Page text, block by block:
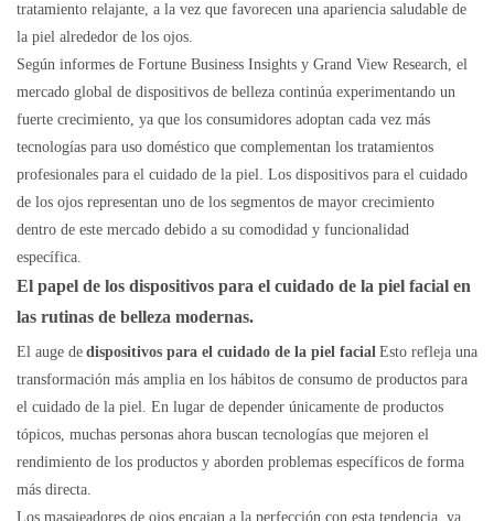
tratamiento relajante, a la vez que favorecen una apariencia saludable de
la piel alrededor de los ojos.
Según informes de Fortune Business Insights y Grand View Research, el
mercado global de dispositivos de belleza continúa experimentando un
fuerte crecimiento, ya que los consumidores adoptan cada vez más
tecnologías para uso doméstico que complementan los tratamientos
profesionales para el cuidado de la piel. Los dispositivos para el cuidado
de los ojos representan uno de los segmentos de mayor crecimiento
dentro de este mercado debido a su comodidad y funcionalidad
específica.
El papel de los dispositivos para el cuidado de la piel facial en
las rutinas de belleza modernas.
El auge de dispositivos para el cuidado de la piel facial Esto refleja una
transformación más amplia en los hábitos de consumo de productos para
el cuidado de la piel. En lugar de depender únicamente de productos
tópicos, muchas personas ahora buscan tecnologías que mejoren el
rendimiento de los productos y aborden problemas específicos de forma
más directa.
Los masajeadores de ojos encajan a la perfección con esta tendencia, ya